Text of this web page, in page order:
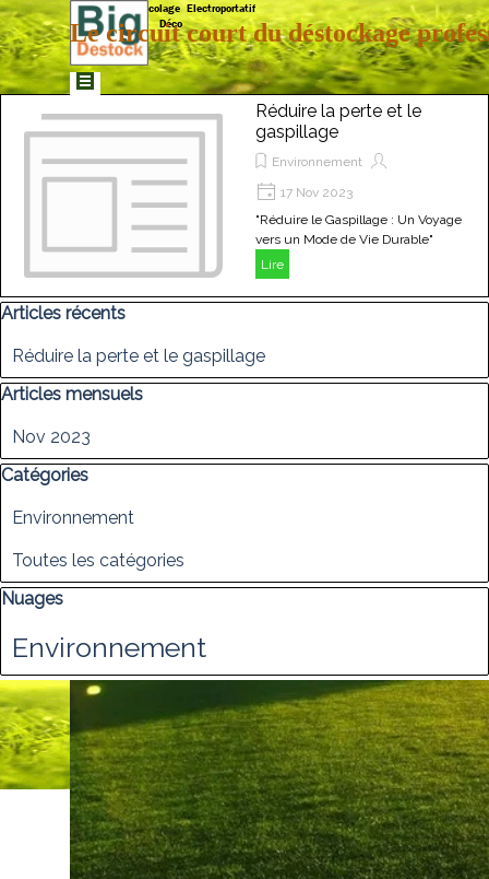
Aller au contenu
Sauter le menu
Matériaux  Bricolage  Electroportatif
Déco
Le circuit court du déstockage
Réduire la perte et le
gaspillage
Environnement
17 Nov 2023
"Réduire le Gaspillage : Un Voyage
vers un Mode de Vie Durable"
Lire
Sauter le bloc Articles récents
Articles récents
Réduire la perte et le gaspillage
Sauter le bloc Articles mensuels
Articles mensuels
Nov 2023
Sauter le bloc Catégories
Catégories
Environnement
Toutes les catégories
Sauter le bloc Nuages
Nuages
Environnement
Engagements
Crée par Anaprodev
Plateforme
Retourner au contenu